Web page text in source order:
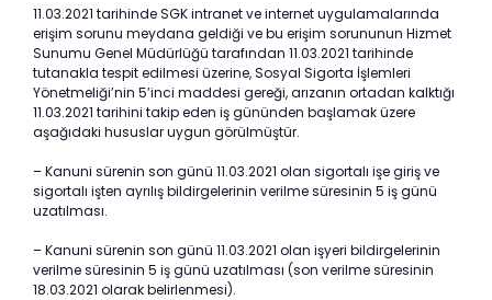
11.03.2021 tarihinde SGK intranet ve internet uygulamalarında
erişim sorunu meydana geldiği ve bu erişim sorununun Hizmet
Sunumu Genel Müdürlüğü tarafından 11.03.2021 tarihinde
tutanakla tespit edilmesi üzerine, Sosyal Sigorta İşlemleri
Yönetmeliği’nin 5’inci maddesi gereği, arızanın ortadan kalktığı
11.03.2021 tarihini takip eden iş gününden başlamak üzere
aşağıdaki hususlar uygun görülmüştür.
– Kanuni sürenin son günü 11.03.2021 olan sigortalı işe giriş ve
sigortalı işten ayrılış bildirgelerinin verilme süresinin 5 iş günü
uzatılması.
– Kanuni sürenin son günü 11.03.2021 olan işyeri bildirgelerinin
verilme süresinin 5 iş günü uzatılması (son verilme süresinin
18.03.2021 olarak belirlenmesi).